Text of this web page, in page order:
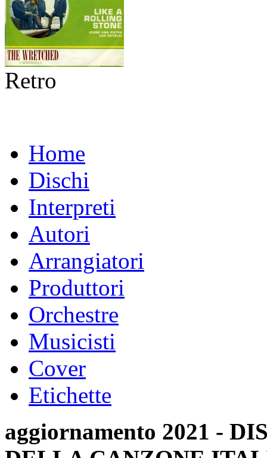
Retro
Home
Dischi
Interpreti
Autori
Arrangiatori
Produttori
Orchestre
Musicisti
Cover
Etichette
aggiornamento 2021 -